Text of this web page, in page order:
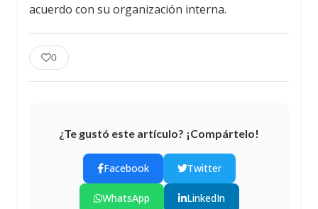
acuerdo con su organización interna.
0
¿Te gustó este artículo? ¡Compártelo!
Facebook Twitter
WhatsApp LinkedIn